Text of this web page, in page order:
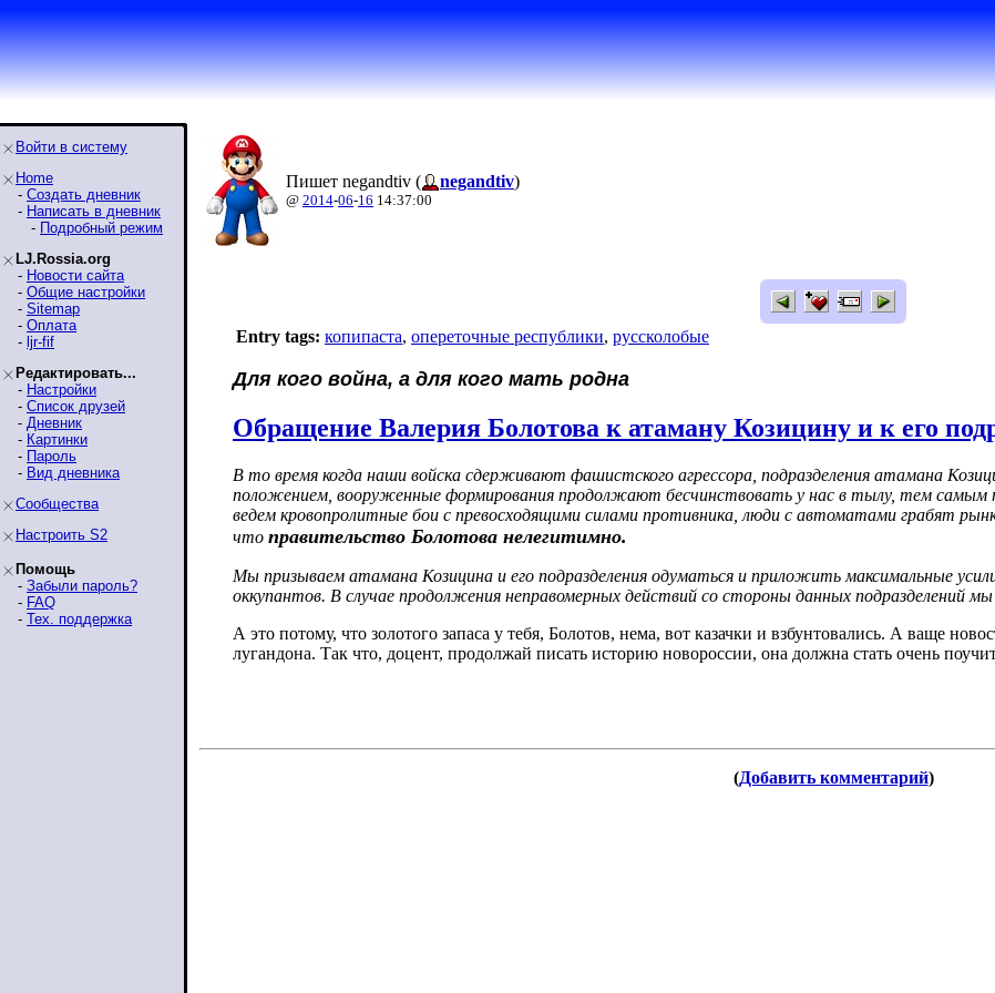
Войти в систему
Home
- Создать дневник
- Написать в дневник
- Подробный режим
LJ.Rossia.org
- Новости сайта
- Общие настройки
- Sitemap
- Оплата
- ljr-fif
Редактировать...
- Настройки
- Список друзей
- Дневник
- Картинки
- Пароль
- Вид дневника
Сообщества
Настроить S2
Помощь
- Забыли пароль?
- FAQ
- Тех. поддержка
Пишет negandtiv ( negandtiv)
@ 2014-06-16 14:37:00
Entry tags: копипаста, опереточные республики, руссколобые
Для кого война, а для кого мать родна
Обращение Валерия Болотова к атаману Козицину и к его
В то время когда наши войска сдерживают фашистского агрессора, подразделения атамана
положением, вооруженные формирования продолжают бесчинствовать у нас в тылу, тем самым
ведем кровопролитные бои с превосходящими силами противника, люди с автоматами грабят
что правительство Болотова нелегитимно.
Мы призываем атамана Козицина и его подразделения одуматься и приложить максимальные
оккупантов. В случае продолжения неправомерных действий со стороны данных подразделений
А это потому, что золотого запаса у тебя, Болотов, нема, вот казачки и взбунтовались. А ваще
лугандона. Так что, доцент, продолжай писать историю новороссии, она должна стать очень
(Добавить комментарий)